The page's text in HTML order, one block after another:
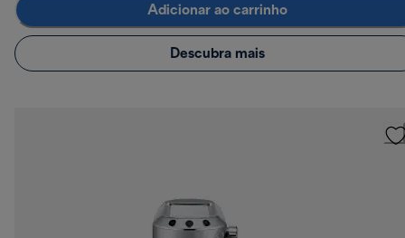
Adicionar ao carrinho
Descubra mais